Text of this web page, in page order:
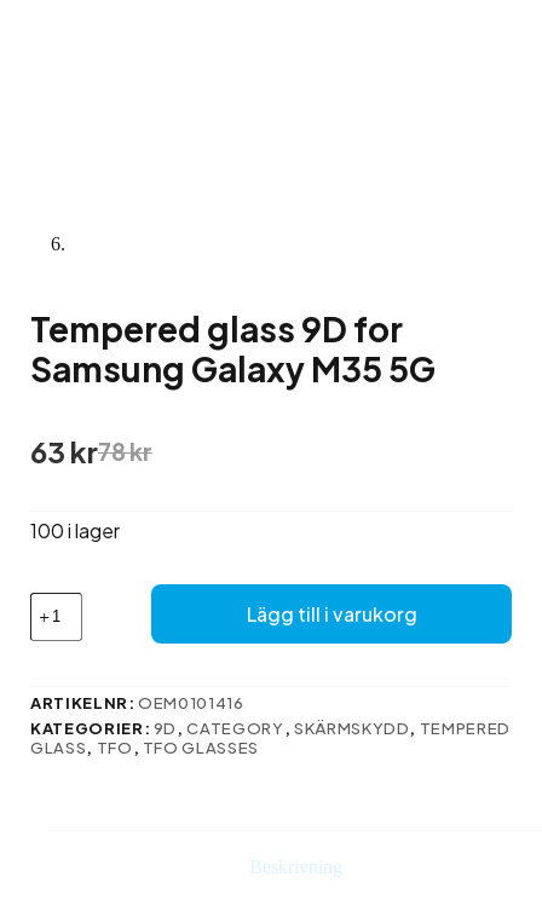
Tempered glass 9D for
Samsung Galaxy M35 5G
78kr
Det
ursprungliga
var:
63 krDet
nuvarande
är:
100 i lager
Tempered
glass
9D
Samsung
M35
Lägg till i varukorg
ARTIKELNR:OEM0101416
KATEGORIER: 9D ,CATEGORY , SKÄRMSKYDD, TEMPERED
GLASS, TFO , TFO GLASSES
Beskrivning